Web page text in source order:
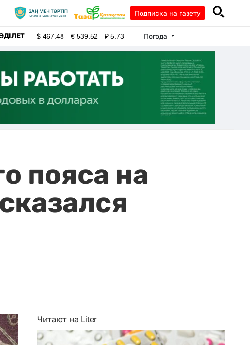
Подписка на газету
$467.48 €539.52 ₽5.73 Погода
пояса на
Читают на Liter